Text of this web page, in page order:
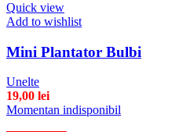
Quick view
Add to wishlist
Mini Plantator Bulbi
Unelte
19,00 lei
Momentan indisponibil